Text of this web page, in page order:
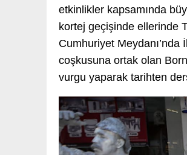
etkinlikler kapsamında
kortej geçişinde ellerinde
Cumhuriyet Meydanı’nda
coşkusuna ortak olan
vurgu yaparak tarihten